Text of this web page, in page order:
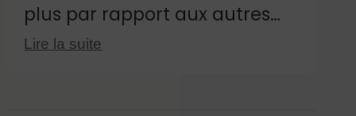
plus par rapport aux autres
vendeurs d'étiquettes c'est sa
Lire la suite